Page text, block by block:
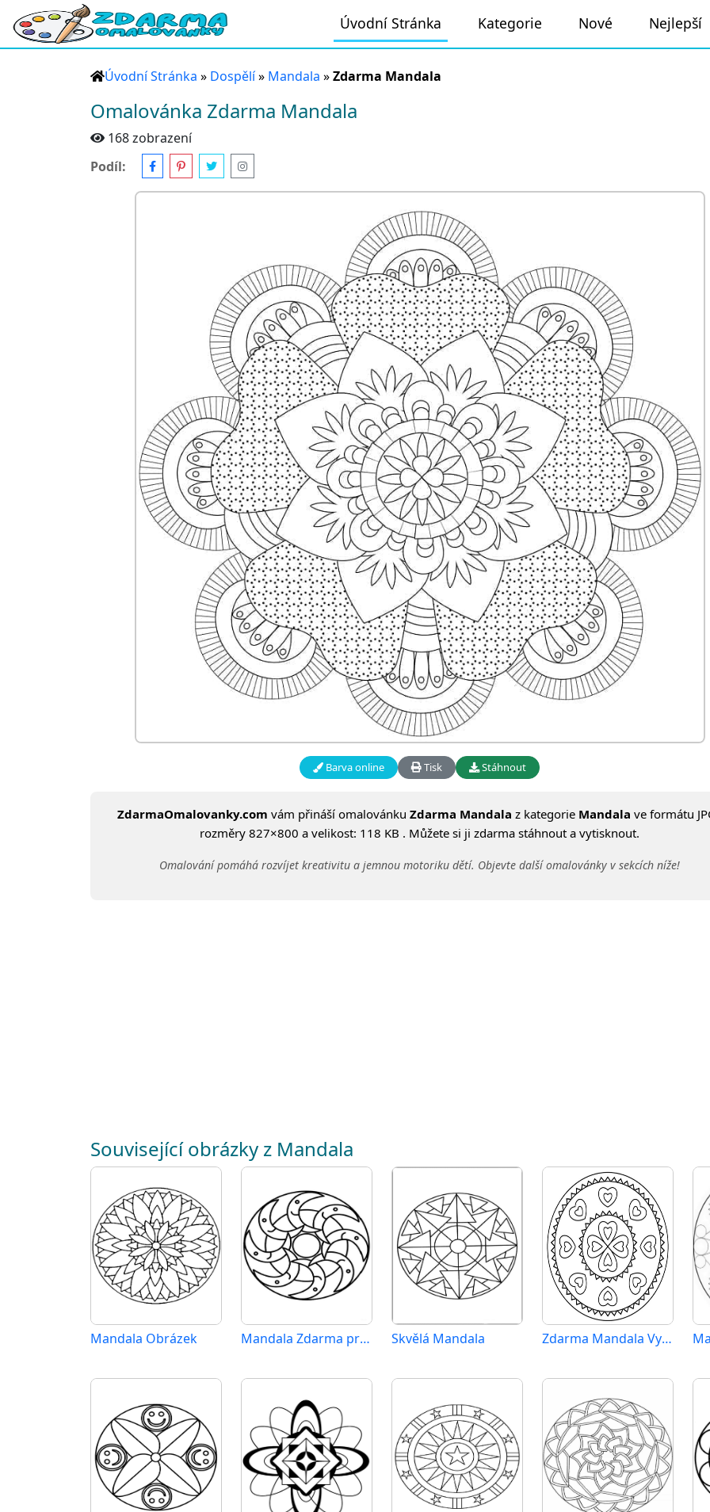
Úvodní Stránka Kategorie Nové Nejlepší
Úvodní Stránka » Dospělí» Mandala »Zdarma Mandala
Omalovánka Zdarma Mandala
168 zobrazení
Podíl:
Barva online Tisk Stáhnout
ZdarmaOmalovanky.com vám přináší omalovánku Zdarma Mandala z kategorie Mandala ve formátu
rozměry 827×800 a velikost: 118 KB . Můžete si ji zdarma stáhnout a vytisknout.
Omalování pomáhá rozvíjet kreativitu a jemnou motoriku dětí. Objevte další omalovánky v sekcích níže!
Související obrázky z Mandala
Mandala Obrázek Mandala Zdarma pro Dospělé Skvělá Mandala Zdarma Mandala Vymalovatelné